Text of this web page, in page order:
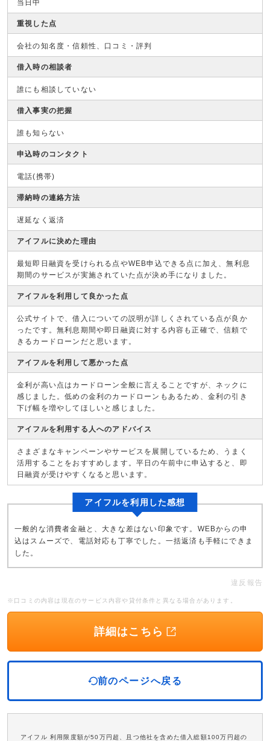
当日中
重視した点
会社の知名度・信頼性、口コミ・評判
借入時の相談者
誰にも相談していない
借入事実の把握
誰も知らない
申込時のコンタクト
電話(携帯)
滞納時の連絡方法
遅延なく返済
アイフルに決めた理由
最短即日融資を受けられる点やWEB申込できる点に加え、無利息
期間のサービスが実施されていた点が決め手になりました。
アイフルを利用して良かった点
公式サイトで、借入についての説明が詳しくされている点が良か
ったです。無利息期間や即日融資に対する内容も正確で、信頼で
きるカードローンだと思います。
アイフルを利用して悪かった点
金利が高い点はカードローン全般に言えることですが、ネックに
感じました。低めの金利のカードローンもあるため、金利の引き
下げ幅を増やしてほしいと感じました。
アイフルを利用する人へのアドバイス
さまざまなキャンペーンやサービスを展開しているため、うまく
活用することをおすすめします。平日の午前中に申込すると、即
日融資が受けやすくなると思います。
アイフルを利用した感想
一般的な消費者金融と、大きな差はない印象です。WEBからの申
込はスムーズで、電話対応も丁寧でした。一括返済も手軽にできま
した。
違反報告
※口コミの内容は現在のサービス内容や貸付条件と異なる場合があります。
詳細はこちら
前のページへ戻る
アイフル 利用限度額が50万円超、且つ他社を含めた借入総額100万円超の